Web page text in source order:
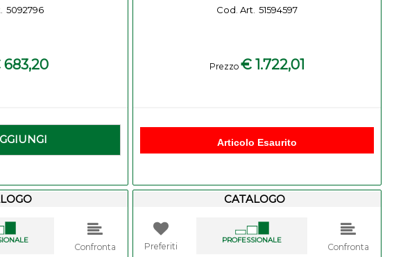
5092796 Cod. Art. 51594597
Prezzo € 1.722,01
Articolo Esaurito
Confronta
CATALOGO
Preferiti
PROFESSIONALE
Confronta